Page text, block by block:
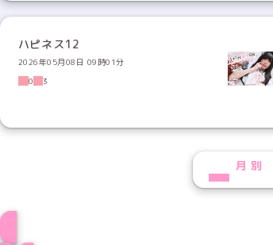
ハピネス12
2026年05月08日 09時01分
0
3
月別